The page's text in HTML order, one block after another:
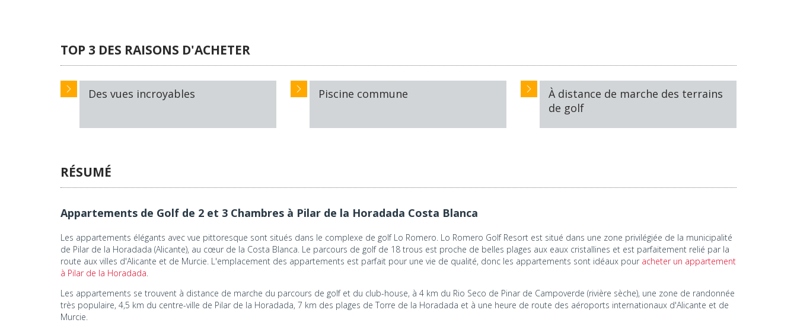
TOP 3 DES RAISONS D'ACHETER
Des vues incroyables Piscine commune
À distance de marche des terrains
de golf
RÉSUMÉ
Appartements de Golf de 2 et 3 Chambres à Pilar de la Horadada Costa Blanca
Les appartements élégants avec vue pittoresque sont situés dans le complexe de golf Lo Romero. Lo Romero Golf Resort est situé dans une zone privilégiée de la municipalité
de Pilar de la Horadada (Alicante), au cœur de la Costa Blanca. Le parcours de golf de 18 trous est proche de belles plages aux eaux cristallines et est parfaitement relié par la
route aux villes d'Alicante et de Murcie. L'emplacement des appartements est parfait pour une vie de qualité, donc les appartements sont idéaux pour acheter un appartement
à Pilar de la Horadada.
Les appartements se trouvent à distance de marche du parcours de golf et du club-house, à 4 km du Rio Seco de Pinar de Campoverde (rivière sèche), une zone de randonnée
très populaire, 4,5 km du centre-ville de Pilar de la Horadada, 7 km des plages de Torre de la Horadada et à une heure de route des aéroports internationaux d'Alicante et de
Murcie.